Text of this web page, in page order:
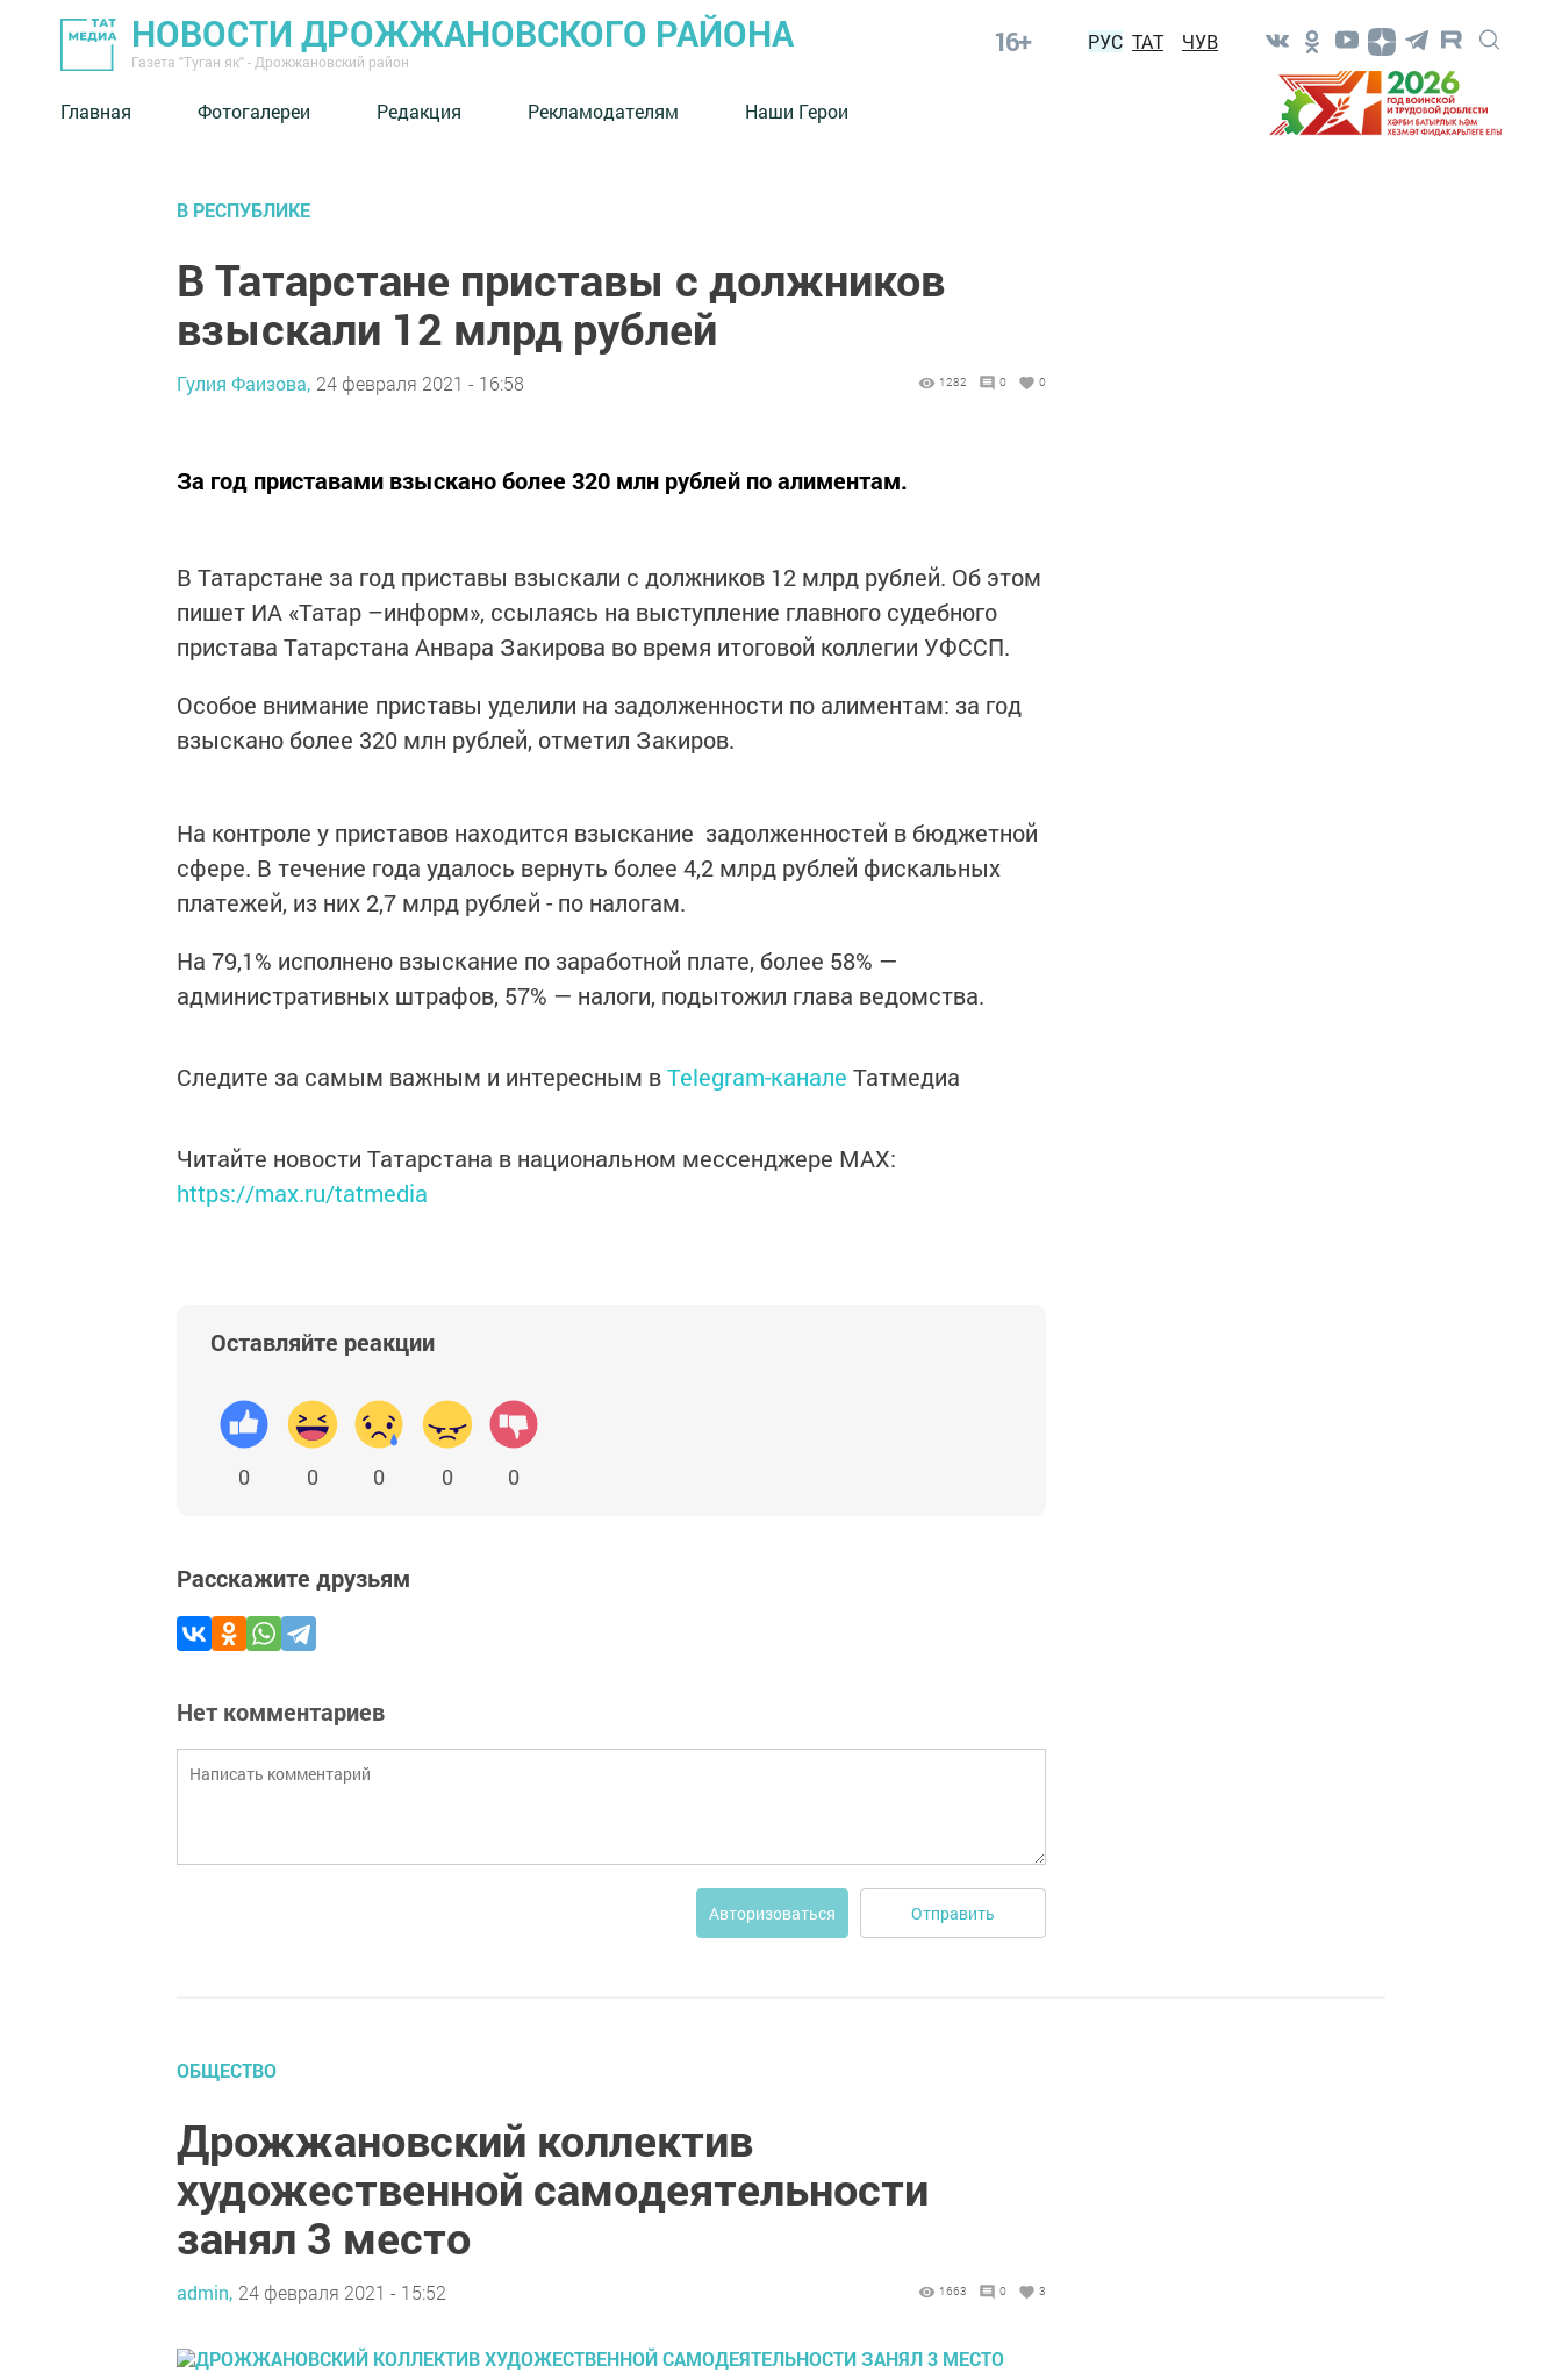
НОВОСТИ ДРОЖЖАНОВСКОГО РАЙОНА
Газета "Туган як" - Дрожжановский район
16+ РУС ТАТ ЧУВ
Главная Фотогалереи Редакция Рекламодателям Наши Герои
В РЕСПУБЛИКЕ
В Татарстане приставы с должников
взыскали 12 млрд рублей
Гулия Фаизова, 24 февраля 2021 - 16:58 1282 0 0
За год приставами взыскано более 320 млн рублей по алиментам.
В Татарстане за год приставы взыскали с должников 12 млрд рублей. Об​ этом
пишет ИА «Татар –информ», ссылаясь на выступление главного судебного
пристава Татарстана Анвара Закирова во время​ итоговой коллегии УФССП.​
Особое внимание приставы уделили на задолженности по алиментам: за год
взыскано более 320​ млн рублей, отметил Закиров.
На контроле у приставов находится​ взыскание ​ задолженностей в бюджетной
сфере. В течение года удалось вернуть более 4,2​ млрд рублей фискальных
платежей, из них 2,7​ млрд рублей - по​ налогам.
На 79,1% исполнено взыскание по заработной плате, более 58% —
административных штрафов, 57%​ — налоги, подытожил глава ведомства.
Следите за самым важным и интересным вTelegram-канале Татмедиа
Читайте новости Татарстана в национальном мессенджере MАХ:
https://max.ru/tatmedia
Оставляйте реакции
0 0 0 0 0
Расскажите друзьям
Нет комментариев
Авторизоваться Отправить
ОБЩЕСТВО
Дрожжановский коллектив
художественной самодеятельности
занял 3 место
admin, 24 февраля 2021 - 15:52 1663 0 3